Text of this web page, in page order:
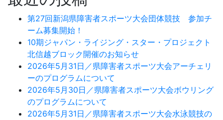
第27回新潟県障害者スポーツ大会団体競技 参加チ
ーム募集開始！
10期ジャパン・ライジング・スター・プロジェクト
北信越ブロック開催のお知らせ
2026年5月31日／県障害者スポーツ大会アーチェリ
ーのプログラムについて
2026年5月30日／県障害者スポーツ大会ボウリング
のプログラムについて
2026年5月31日／県障害者スポーツ大会水泳競技の